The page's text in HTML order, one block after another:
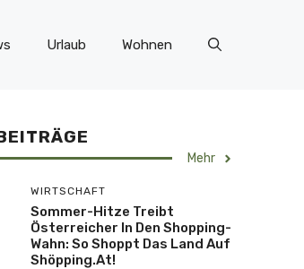
Urlaub Wohnen
Mehr
WIRTSCHAFT
Sommer-Hitze Treibt
Österreicher In Den Shopping-
Wahn: So Shoppt Das Land Auf
Shöpping.at!